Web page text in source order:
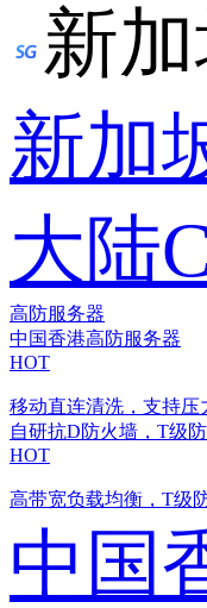
新
新加
大陆
高防服务器
中国香港高防服务器
HOT
移动直连清洗，支持压
自研抗D防火墙，T级
HOT
高带宽负载均衡，T级
中国